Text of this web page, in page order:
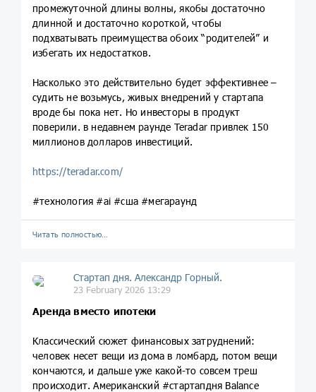
промежуточной длины волны, якобы достаточно
длинной и достаточно короткой, чтобы
подхватывать преимущества обоих “родителей” и
избегать их недостатков.
Насколько это действительно будет эффективнее –
судить не возьмусь, живых внедрений у стартапа
вроде бы пока нет. Но инвесторы в продукт
поверили. в недавнем раунде Teradar привлек 150
миллионов долларов инвестиций.
https://teradar.com/
#технология #ai #сша #мегараунд
Читать полностью…
Стартап дня. Александр Горный.
23 February 2026 13:29
Аренда вместо ипотеки
Классический сюжет финансовых затруднений:
человек несет вещи из дома в ломбард, потом вещи
кончаются, и дальше уже какой-то совсем треш
происходит. Американский #стартапдня Balance